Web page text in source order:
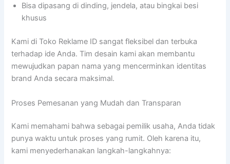
Bisa dipasang di dinding, jendela, atau bingkai besi
khusus
Kami di Toko Reklame ID sangat fleksibel dan terbuka
terhadap ide Anda. Tim desain kami akan membantu
mewujudkan papan nama yang mencerminkan identitas
brand Anda secara maksimal.
Proses Pemesanan yang Mudah dan Transparan
Kami memahami bahwa sebagai pemilik usaha, Anda tidak
punya waktu untuk proses yang rumit. Oleh karena itu,
kami menyederhanakan langkah-langkahnya: